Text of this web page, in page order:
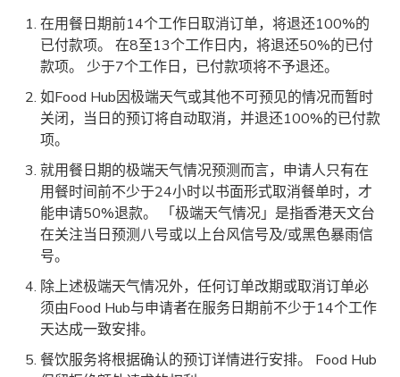
在用餐日期前14个工作日取消订单，将退还100%的
已付款项。 在8至13个工作日内，将退还50%的已付
款项。 少于7个工作日，已付款项将不予退还。
如Food Hub因极端天气或其他不可预见的情况而暂时
关闭，当日的预订将自动取消，并退还100%的已付款
项。
就用餐日期的极端天气情况预测而言，申请人只有在
用餐时间前不少于24小时以书面形式取消餐单时，才
能申请50%退款。 「极端天气情况」是指香港天文台
在关注当日预测八号或以上台风信号及/或黑色暴雨信
号。
除上述极端天气情况外，任何订单改期或取消订单必
须由Food Hub与申请者在服务日期前不少于14个工作
天达成一致安排。
餐饮服务将根据确认的预订详情进行安排。 Food Hub